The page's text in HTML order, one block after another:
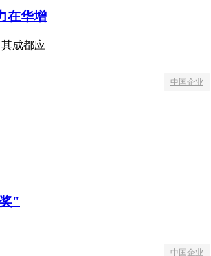
在华增
成都应
中国企业
"
中国企业